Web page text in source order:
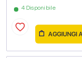
4 Disponibile
AGGIUNGI